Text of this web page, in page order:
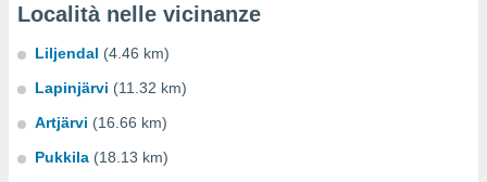
Località nelle vicinanze
Liljendal (4.46 km)
Lapinjärvi (11.32 km)
Artjärvi (16.66 km)
Pukkila (18.13 km)